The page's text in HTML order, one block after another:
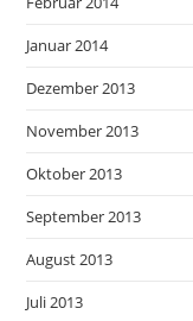
Januar 2014
Dezember 2013
November 2013
Oktober 2013
September 2013
August 2013
Juli 2013